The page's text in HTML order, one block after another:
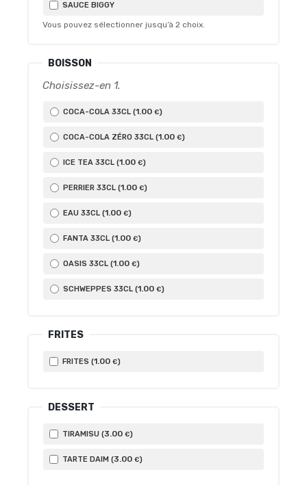
SAUCE BIGGY
Vous pouvez sélectionner jusqu’à 2 choix.
BOISSON
Choisissez-en 1.
COCA-COLA 33CL (1.00 €)
COCA-COLA ZÉRO 33CL (1.00 €)
ICE TEA 33CL (1.00 €)
PERRIER 33CL (1.00 €)
EAU 33CL (1.00 €)
FANTA 33CL (1.00 €)
OASIS 33CL (1.00 €)
SCHWEPPES 33CL (1.00 €)
FRITES
FRITES (1.00 €)
DESSERT
TIRAMISU (3.00 €)
TARTE DAIM (3.00 €)